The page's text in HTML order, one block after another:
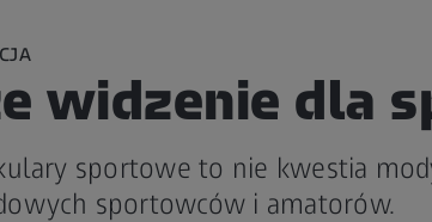
widzenie dla
sportowe to nie kwestia
sportowców i amatorów.